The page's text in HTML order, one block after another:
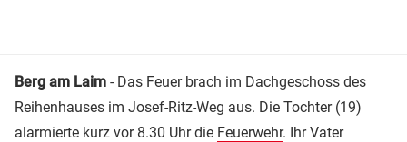
Berg am Laim - Das Feuer brach im Dachgeschoss des
Reihenhauses im Josef-Ritz-Weg aus. Die Tochter (19)
alarmierte kurz vor 8.30 Uhr die Feuerwehr. Ihr Vater